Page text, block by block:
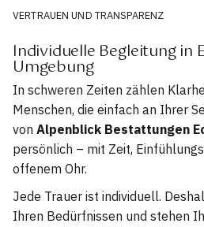
VERTRAUEN UND TRANSPARENZ
Individuelle Begleitung in
Umgebung
In schweren Zeiten zählen
Menschen, die einfach an Ihrer
von Alpenblick Bestattungen
persönlich – mit Zeit,
offenem Ohr.
Jede Trauer ist individuell.
Ihren Bedürfnissen und stehen